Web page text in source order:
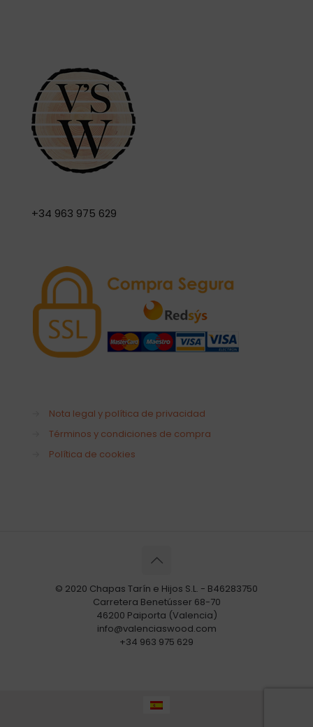
+34 963 975 629
Nota legal y política de privacidad
Términos y condiciones de compra
Política de cookies
© 2020 Chapas Tarín e Hijos S.L. - B46283750
Carretera Benetússer 68-70
46200 Paiporta (Valencia)
info@valenciaswood.com
+34 963 975 629